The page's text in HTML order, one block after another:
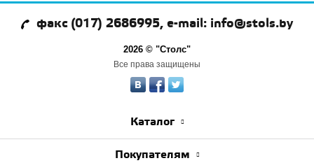
факс (017) 2686995, e-mail: info@stols.by
2026 © "Столс"
Все права защищены
Каталог
Покупателям